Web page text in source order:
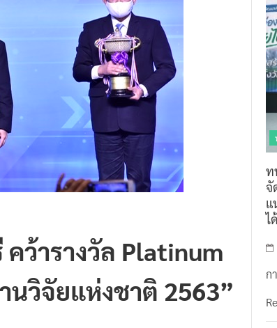
ว้ารางวัล Platinum
นวิจัยแห่งชาติ 2563”
ท
จั
แ
ไ
ก